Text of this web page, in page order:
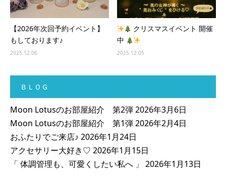
【2026年次回予約イベント】
もしております♪
2025.12.06
クリスマスイベント 開催
中
2025.12.05
ＢＬＯＧ
Moon Lotusのお部屋紹介 第2弾2026年3月6日
Moon Lotusのお部屋紹介 第1弾2026年2月4日
おふたりでご来店♪ 2026年1月24日
アクセサリー大好き♡ 2026年1月15日
「 体調管理も、可愛くしたい私へ 」 2026年1月13日